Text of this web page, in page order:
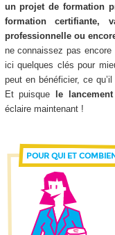
un projet de formation
formation certifiante,
professionnelle ou
ne connaissez pas
ici quelques clés pour
peut en bénéficier, ce
Et puisque
le
éclaire maintenant !
POUR QUI ET